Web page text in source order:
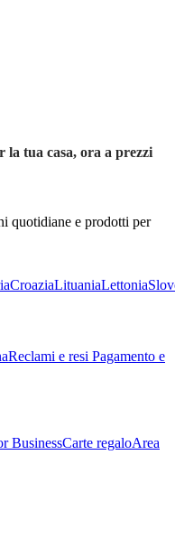
la tua casa, ora a prezzi
quotidiane e prodotti per
CroaziaLituaniaLettonia
Reclami e resi Pagamento e
BusinessCarte regaloArea